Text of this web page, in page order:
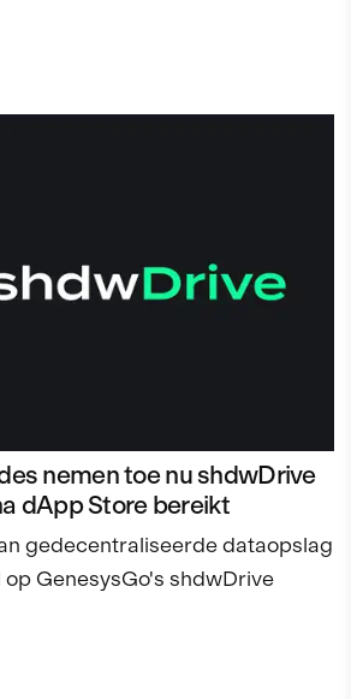
nemen toe nu shdwDrive
dApp Store bereikt
gedecentraliseerde dataopslag
GenesysGo's shdwDrive